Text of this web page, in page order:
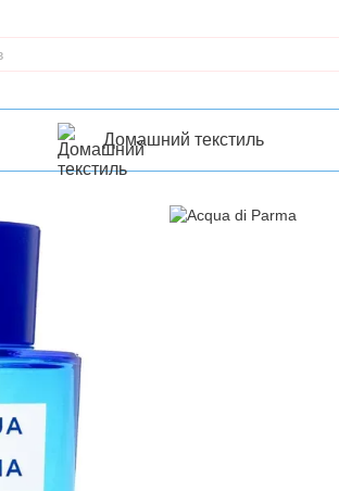
Домашний текстиль